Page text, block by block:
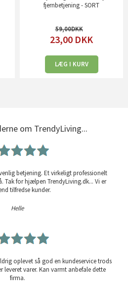
fjernbetjening - SORT
59,00
23,00 DKK
LÆG I KURV
om TrendyLiving...
betjening. Et virkeligt professionelt
Tak for hjælpen TrendyLiving.dk... Vi er
tilfredse kunder.
Helle
oplevet så god en kundeservice trods
varer. Kan varmt anbefale dette
firma.